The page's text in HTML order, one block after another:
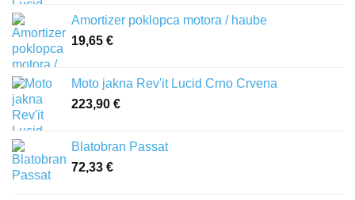
Amortizer poklopca motora / haube
19,65 €
Moto jakna Rev'it Lucid Crno Crvena
223,90 €
Blatobran Passat
72,33 €